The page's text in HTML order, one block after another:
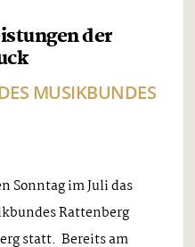
der
MUSIKBUNDES
Sonntag im Juli das
Rattenberg
statt. Bereits am